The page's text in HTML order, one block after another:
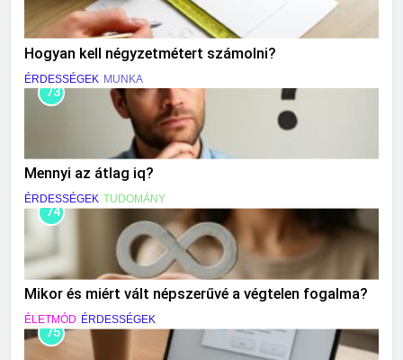
Hogyan kell négyzetmétert számolni?
ÉRDESSÉGEK MUNKA
73
Mennyi az átlag iq?
ÉRDESSÉGEK TUDOMÁNY
74
Mikor és miért vált népszerűvé a végtelen fogalma?
ÉLETMÓD ÉRDESSÉGEK
75